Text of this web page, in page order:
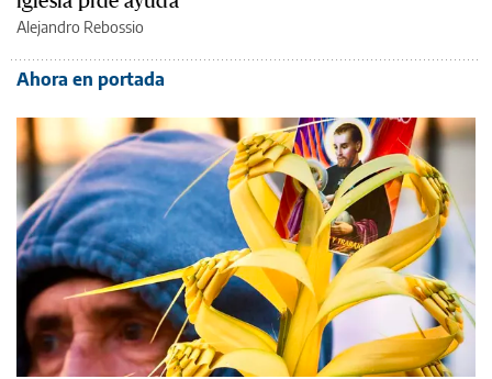
Alejandro Rebossio
Ahora en portada